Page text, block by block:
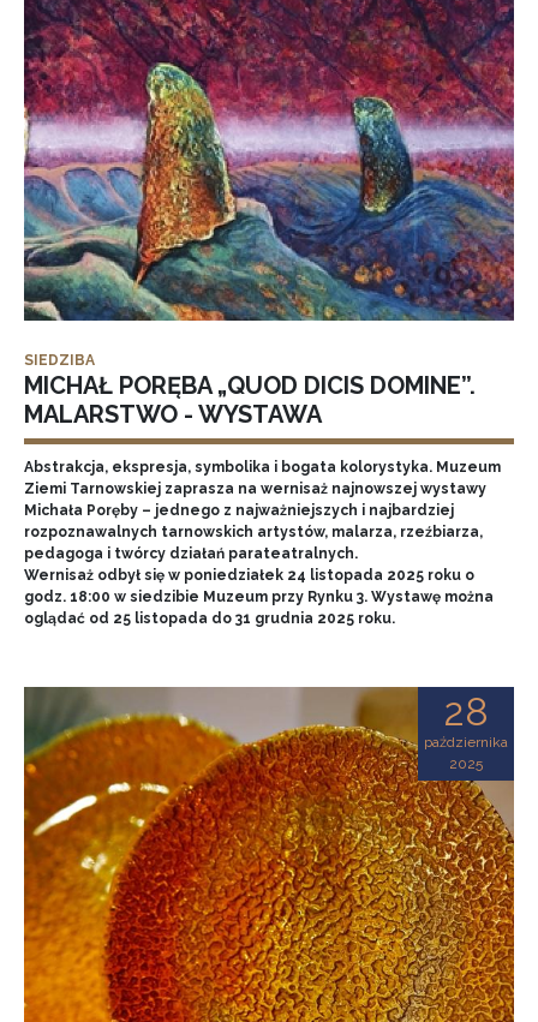
SIEDZIBA
MICHAŁ PORĘBA „QUOD DICIS DOMINE”.
MALARSTWO - WYSTAWA
Abstrakcja, ekspresja, symbolika i bogata kolorystyka. Muzeum
Ziemi Tarnowskiej zaprasza na wernisaż najnowszej wystawy
Michała Poręby – jednego z najważniejszych i najbardziej
rozpoznawalnych tarnowskich artystów, malarza, rzeźbiarza,
pedagoga i twórcy działań parateatralnych.
Wernisaż odbył się w poniedziałek 24 listopada 2025 roku o
godz. 18:00 w siedzibie Muzeum przy Rynku 3. Wystawę można
oglądać od 25 listopada do 31 grudnia 2025 roku.
28
października
2025